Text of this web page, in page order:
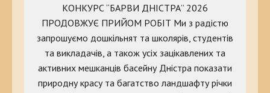
КОНКУРС “БАРВИ ДНІСТРА” 2026
ПРОДОВЖУЄ ПРИЙОМ РОБІТ Ми з радістю
запрошуємо дошкільнят та школярів, студентів
та викладачів, а також усіх зацікавлених та
активних мешканців басейну Дністра показати
природну красу та багатство ландшафту річки